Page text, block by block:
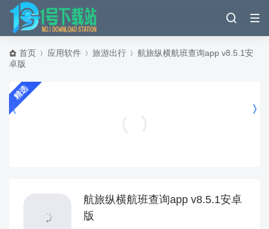
首页 应用软件 旅游出行
航旅纵横航班查询app v8.5.1安
卓版
精选
航旅纵横航班查询app v8.5.1安卓
版